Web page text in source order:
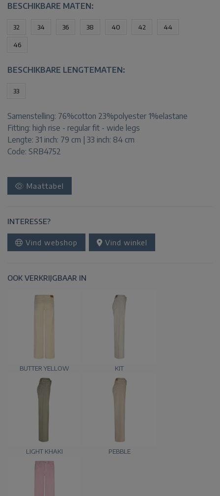
BESCHIKBARE MATEN:
32 34 36 38 40 42 44
46
BESCHIKBARE LENGTEMATEN:
33
Samenstelling: 76%cotton 23%polyester 1%elastane
Fitting: high rise - regular fit - wide legs
Lengte: 31 inch: 79 cm | 33 inch: 84 cm
Code: SRB4752
Maattabel
INTERESSE?
Vind webshop Vind winkel
OOK VERKRIJGBAAR IN
BUTTER YELLOW KIT
LIGHT KHAKI PEBBLE